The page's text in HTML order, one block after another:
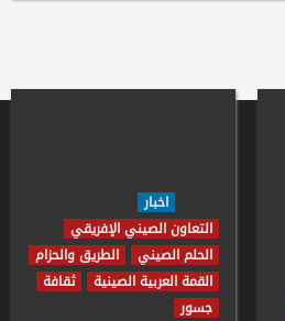
اخبار
التعاون الصيني الإفريقي
الحلم الصيني
الطريق والحزام
القمة العربية الصينية
ثقافة
جسور